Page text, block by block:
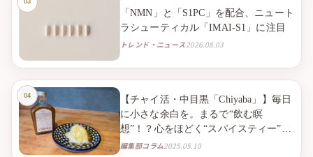
「NMN」と「S1PC」を配合、ニュート
ラシューティカル「IMAI-S1」に注目
トレンド・ニュース 2026.08.03
【チャイ活・中目黒「Chiyaba」】毎日
に小さな余白を。まるで“飲む瞑
想”！？心をほどく“スパイスティー”と
の出会い。
編集部コラム2025.05.10